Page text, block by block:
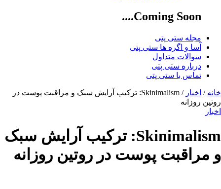
Coming Soon....
مجله ستی پتی
آسا و اگره ها ستی پتی
سوالات متداول
درباره ستی پتی
تماس با ستی پتی
خانه / اخبار
/ Skinimalism: ترکیب آرایش سبک و مراقبت پوست در
روتین روزانه
اخبار
Skinimalism: ترکیب آرایش سبک
و مراقبت پوست در روتین روزانه